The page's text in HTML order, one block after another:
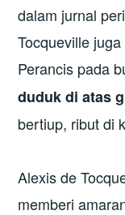
dalam jurnal
Tocqueville juga
Perancis pada
duduk di atas
bertiup, ribut di
Alexis de
memberi